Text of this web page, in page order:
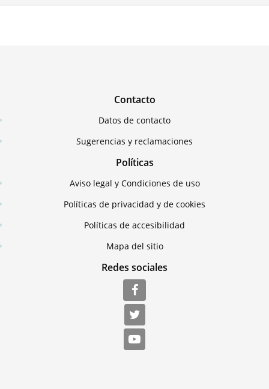
Contacto
Datos de contacto
Sugerencias y reclamaciones
Políticas
Aviso legal y Condiciones de uso
Políticas de privacidad y de cookies
Políticas de accesibilidad
Mapa del sitio
Redes sociales